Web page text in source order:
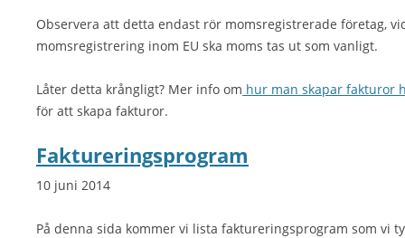
Observera att detta endast rör momsregistrerade företag,
momsregistrering inom EU ska moms tas ut som vanligt.
Låter detta krångligt? Mer info om hur man skapar fakturor
för att skapa fakturor.
Faktureringsprogram
10 juni 2014
På denna sida kommer vi lista faktureringsprogram som vi